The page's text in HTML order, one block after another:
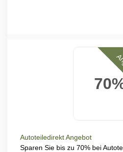
Autoteiledirekt Angebot
Sparen Sie bis zu 70% bei